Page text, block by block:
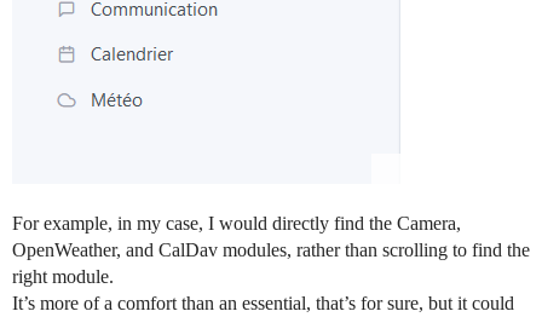
For example, in my case, I would directly find the Camera,
OpenWeather, and CalDav modules, rather than scrolling to find the
right module.
It’s more of a comfort than an essential, that’s for sure, but it could